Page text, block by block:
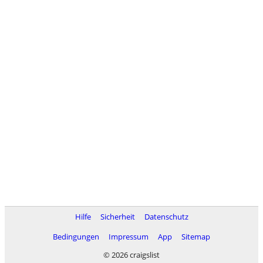
Hilfe Sicherheit
Datenschutz
Bedingungen
Impressum App
Sitemap
© 2026 craigslist